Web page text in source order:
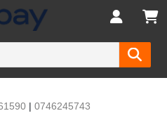
| 0746245743